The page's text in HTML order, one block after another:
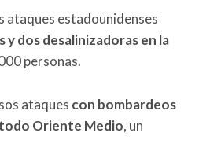
ataques estadounidenses
dos desalinizadoras en la
personas.
ataques con bombardeos
Oriente Medio, un